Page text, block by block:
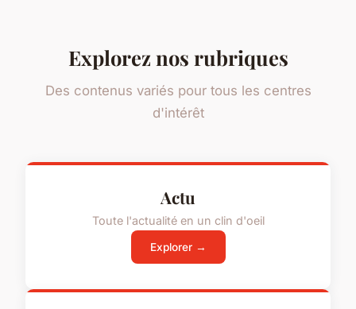
Explorez nos rubriques
Des contenus variés pour tous les centres
d'intérêt
Actu
Toute l'actualité en un clin d'oeil
Explorer →